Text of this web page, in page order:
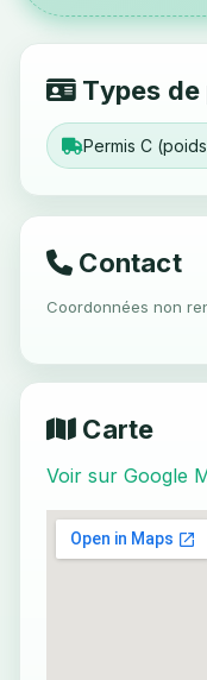
Types
Permis C
Contact
Coordonnées non
Carte
Voir sur Google